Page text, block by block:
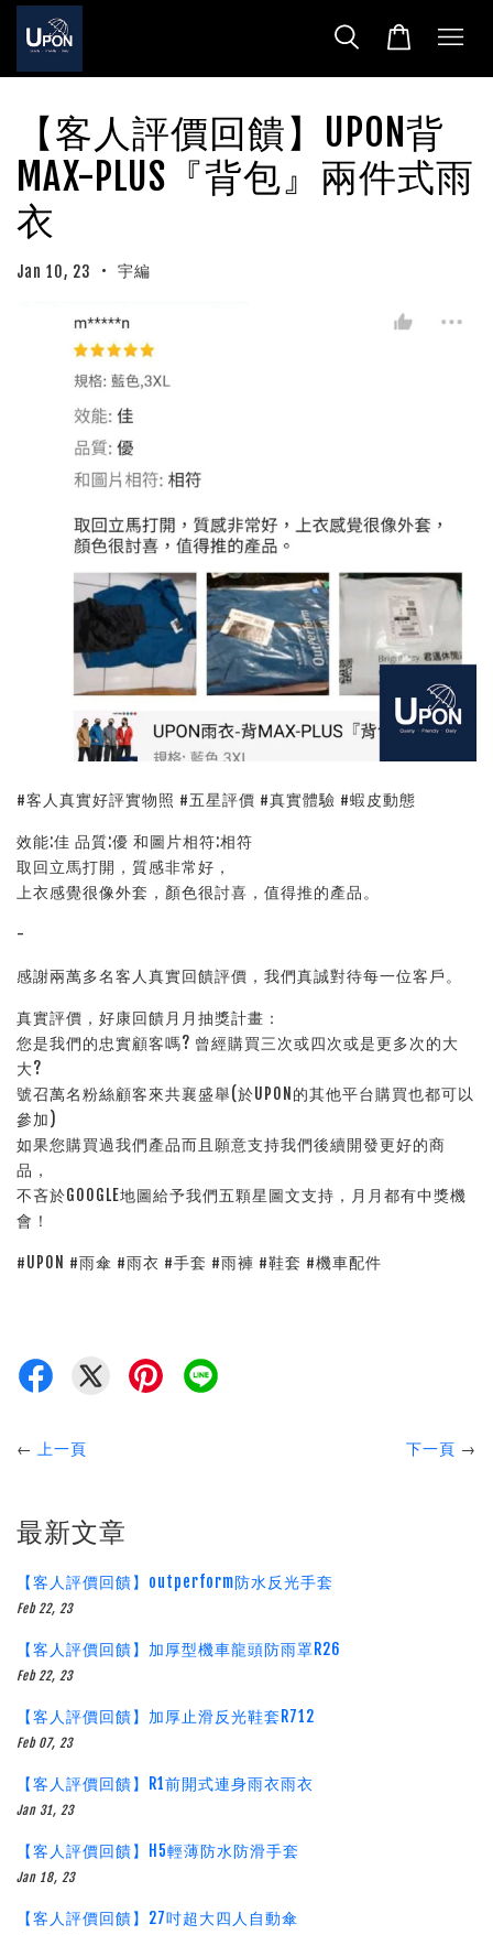
【客人評價回饋】UPON背
MAX-PLUS『背包』兩件式雨
衣
Jan 10, 23 • 宇編
#客人真實好評實物照 #五星評價 #真實體驗 #蝦皮動態
效能:佳 品質:優 和圖片相符:相符
取回立馬打開，質感非常好，
上衣感覺很像外套，顏色很討喜，值得推的產品。
-
感謝兩萬多名客人真實回饋評價，我們真誠對待每一位客戶。
真實評價，好康回饋月月抽獎計畫：
您是我們的忠實顧客嗎? 曾經購買三次或四次或是更多次的大
大?
號召萬名粉絲顧客來共襄盛舉(於UPON的其他平台購買也都可以
參加)
如果您購買過我們產品而且願意支持我們後續開發更好的商
品，
不吝於GOOGLE地圖給予我們五顆星圖文支持，月月都有中獎機
會！
#UPON #雨傘 #雨衣 #手套 #雨褲 #鞋套 #機車配件
← 上一頁 下一頁 →
最新文章
【客人評價回饋】outperform防水反光手套
Feb 22, 23
【客人評價回饋】加厚型機車龍頭防雨罩R26
Feb 22, 23
【客人評價回饋】加厚止滑反光鞋套R712
Feb 07, 23
【客人評價回饋】R1前開式連身雨衣雨衣
Jan 31, 23
【客人評價回饋】H5輕薄防水防滑手套
Jan 18, 23
【客人評價回饋】27吋超大四人自動傘